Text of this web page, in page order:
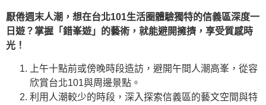
厭倦週末人潮，想在台北101生活圈體驗獨特的信義區深度一
日遊？掌握「錯峯遊」的藝術，就能避開擁擠，享受質感時
光！
上午十點前或傍晚時段造訪，避開午間人潮高峯，從容
欣賞台北101與周邊景點。
利用人潮較少的時段，深入探索信義區的藝文空間與特